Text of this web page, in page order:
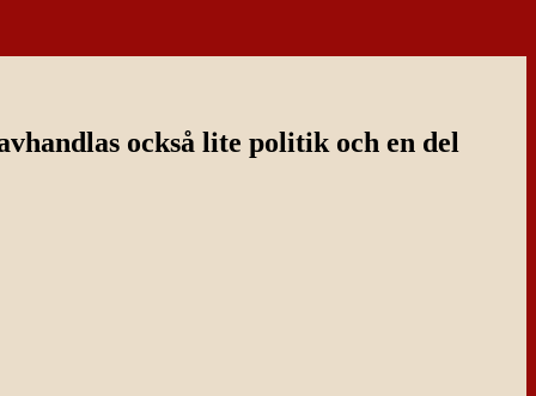
också lite politik och en del